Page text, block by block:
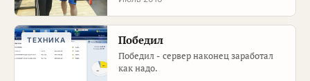
ТЕХНИКА Победил
Победил - сервер наконец заработал
как надо.